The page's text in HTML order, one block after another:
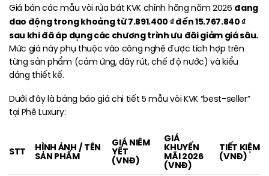
Giá bán các mẫu vòi rửa bát KVK chính hãng năm 2026 đang
dao động trong khoảng từ 7.891.400 ₫ đến 15.767.840 ₫
sau khi đã áp dụng các chương trình ưu đãi giảm giá sâu.
Mức giá này phụ thuộc vào công nghệ được tích hợp trên
từng sản phẩm (cảm ứng, dây rút, chế độ nước) và kiểu
dáng thiết kế.
Dưới đây là bảng báo giá chi tiết 5 mẫu vòi KVK “best-seller”
tại Phê Luxury:
STT HÌNH ẢNH / TÊN
SẢN PHẨM
GIÁ NIÊM
YẾT
(VNĐ)
GIÁ
KHUYẾN
MÃI 2026
(VNĐ)
TIẾT KIỆM
(VNĐ)